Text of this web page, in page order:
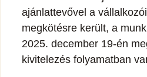
ajánlattevővel a
megkötésre került, a
2025. december 19-én
kivitelezés folyamatban